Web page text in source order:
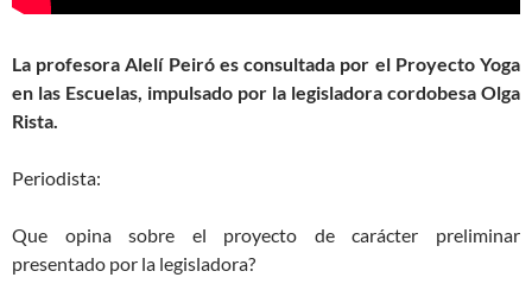
La profesora Alelí Peiró es consultada por el Proyecto Yoga
en las Escuelas, impulsado por la legisladora cordobesa Olga
Rista.
Periodista:
Que opina sobre el proyecto de carácter preliminar
presentado por la legisladora?